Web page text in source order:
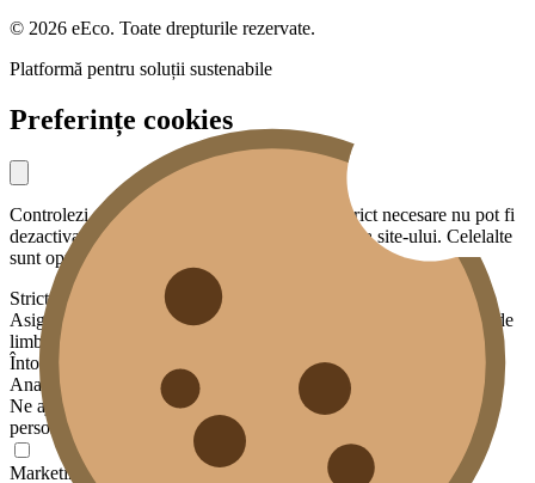
© 2026 eEco. Toate drepturile rezervate.
Platformă pentru soluții sustenabile
Preferințe cookies
Controlezi ce date partajezi cu noi. Cookies strict necesare nu pot fi
dezactivate — sunt esențiale pentru funcționarea site-ului. Celelalte
sunt opționale.
Strict necesare
Asigură funcționalități de bază: securitate, sesiunea ta, preferința de
limbă.
Întotdeauna activ
Analiză
Ne ajută să înțelegem cum este folosit site-ul, fără a te identifica
personal. Datele sunt agregate și anonimizate.
Marketing